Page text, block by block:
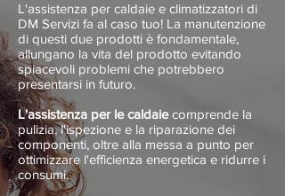
L'assistenza per caldaie e climatizzatori di
DM Servizi fa al caso tuo! La manutenzione
di questi due prodotti è fondamentale,
allungano la vita del prodotto evitando
spiacevoli problemi che potrebbero
presentarsi in futuro.
L'assistenza per le caldaiecomprende la
pulizia, l'ispezione e la riparazione dei
componenti, oltre alla messa a punto per
ottimizzare l'efficienza energetica e ridurre i
consumi.